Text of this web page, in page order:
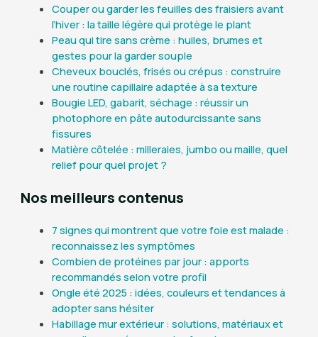
Couper ou garder les feuilles des fraisiers avant
l’hiver : la taille légère qui protège le plant
Peau qui tire sans crème : huiles, brumes et
gestes pour la garder souple
Cheveux bouclés, frisés ou crépus : construire
une routine capillaire adaptée à sa texture
Bougie LED, gabarit, séchage : réussir un
photophore en pâte autodurcissante sans
fissures
Matière côtelée : milleraies, jumbo ou maille, quel
relief pour quel projet ?
Nos meilleurs contenus
7 signes qui montrent que votre foie est malade :
reconnaissez les symptômes
Combien de protéines par jour : apports
recommandés selon votre profil
Ongle été 2025 : idées, couleurs et tendances à
adopter sans hésiter
Habillage mur extérieur : solutions, matériaux et